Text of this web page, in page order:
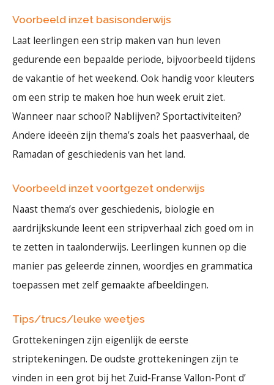
Voorbeeld inzet basisonderwijs
Laat leerlingen een strip maken van hun leven
gedurende een bepaalde periode, bijvoorbeeld tijdens
de vakantie of het weekend. Ook handig voor kleuters
om een strip te maken hoe hun week eruit ziet.
Wanneer naar school? Nablijven? Sportactiviteiten?
Andere ideeën zijn thema’s zoals het paasverhaal, de
Ramadan of geschiedenis van het land.
Voorbeeld inzet voortgezet onderwijs
Naast thema’s over geschiedenis, biologie en
aardrijkskunde leent een stripverhaal zich goed om in
te zetten in taalonderwijs. Leerlingen kunnen op die
manier pas geleerde zinnen, woordjes en grammatica
toepassen met zelf gemaakte afbeeldingen.
Tips/trucs/leuke weetjes
Grottekeningen zijn eigenlijk de eerste
striptekeningen. De oudste grottekeningen zijn te
vinden in een grot bij het Zuid-Franse Vallon-Pont d’